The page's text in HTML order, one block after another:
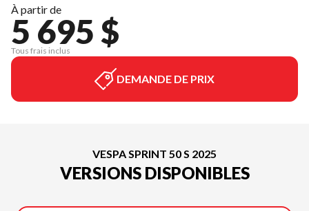
À partir de
5 695 $
Tous frais inclus
DEMANDE DE PRIX
VESPA SPRINT 50 S 2025
VERSIONS DISPONIBLES